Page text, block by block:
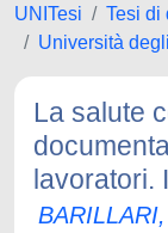
UNITesi
Tesi di
Università
La salute
lavoratori.